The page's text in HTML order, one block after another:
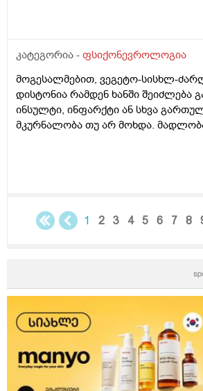
კატეგორია - ფსიქონევროლოგია
მოგესალმებით, ვეგეტო-სისხლ-
დისტონია რამდენ ხანში შეიძლება
ინსულტი, ინფარქტი ან სხვა
მკურნალობა თუ არ მოხდა.
1 2 3 4 5 6 7 8